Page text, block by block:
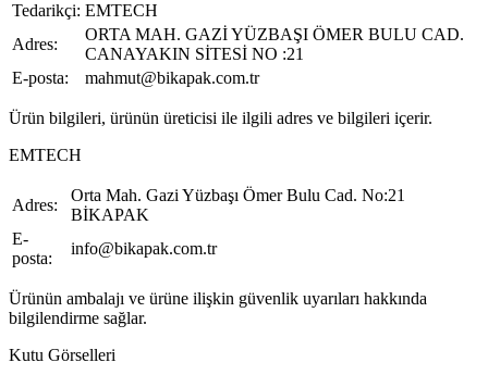
Tedarikçi: EMTECH
Adres:
ORTA MAH. GAZİ YÜZBAŞI ÖMER BULU CAD.
CANAYAKIN SİTESİ NO :21
E-posta:
mahmut@bikapak.com.tr
Ürün bilgileri, ürünün üreticisi ile ilgili adres ve bilgileri içerir.
EMTECH
Adres:
Orta Mah. Gazi Yüzbaşı Ömer Bulu Cad. No:21
BİKAPAK
E-
posta:
info@bikapak.com.tr
Ürünün ambalajı ve ürüne ilişkin güvenlik uyarıları hakkında
bilgilendirme sağlar.
Kutu Görselleri